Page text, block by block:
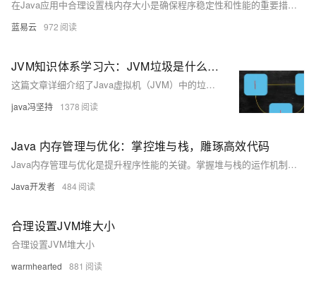
在Java应用中合理设置栈内存大小是确保程序稳定性和性能的重要措施。通过JVM参数 `-Xss`，可以灵活调整栈内存大小，以适应不同的应用场景。本文介绍了设置栈内存大小的方法、应用场景和注意事项，希望能帮助开发者更好地管理Java应用的内存资源。
蓝易云 972
JVM知识体系学习六：JVM垃圾是什么、GC常用垃圾清除算法、堆内存逻辑分区、栈上分配、对象何时进入老年代、有关老年代新生代的两个问题、常见的垃圾回收器、CMS
这篇文章详细介绍了Java虚拟机（JVM）中的垃圾回收机制，包括垃圾的定义、垃圾回收算法、堆内存的逻辑分区、对象的内存分配和回收过程，以及不同垃圾回收器的工作原理和参数设置。
java冯坚持 1378
Java 内存管理与优化：掌控堆与栈，雕琢高效代码
Java内存管理与优化是提升程序性能的关键。掌握堆与栈的运作机制，学习如何有效管理内存资源，雕琢出更加高效的代码，是每个Java开发者必备的技能。
Java开发者 484
合理设置JVM堆大小
合理设置JVM堆大小
warmhearted 881